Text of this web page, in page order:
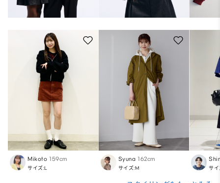
Mikoto 159cm
サイズ:L
Syuna 162cm
サイズ:M サ